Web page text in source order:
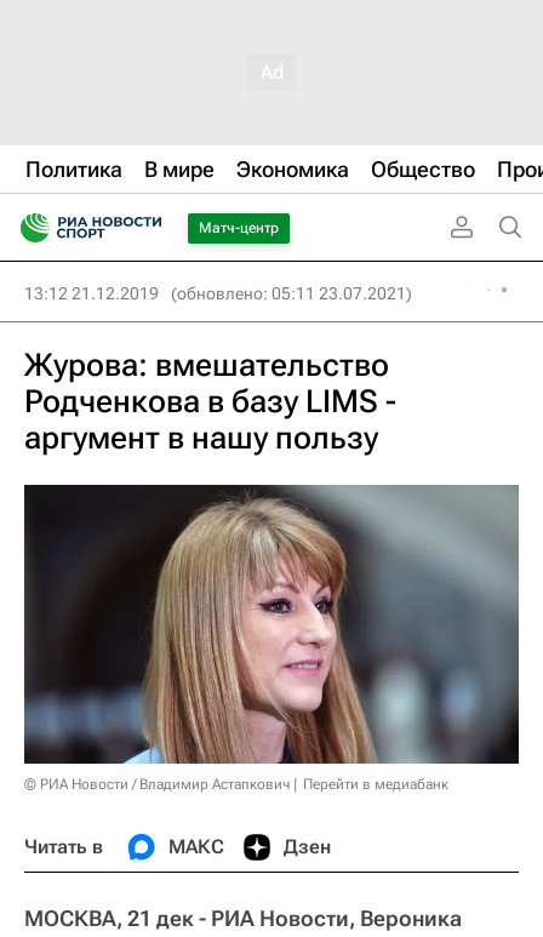
Политика В мире Экономика Общество
Матч-центр
13:12 21.12.2019 (обновлено: 05:11 23.07.2021)
Журова: вмешательство
Родченкова в базу LIMS -
аргумент в нашу пользу
© РИА Новости / Владимир Астапкович Перейти в медиабанк
Читать в МАКС Дзен
МОСКВА, 21 дек - РИА Новости, Вероника